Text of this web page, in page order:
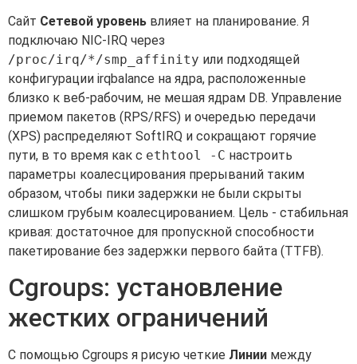
Сайт Сетевой уровень влияет на планирование. Я
подключаю NIC-IRQ через
/proc/irq/*/smp_affinity или подходящей
конфигурации irqbalance на ядра, расположенные
близко к веб-рабочим, не мешая ядрам DB. Управление
приемом пакетов (RPS/RFS) и очередью передачи
(XPS) распределяют SoftIRQ и сокращают горячие
пути, в то время как с ethtool -C настроить
параметры коалесцирования прерываний таким
образом, чтобы пики задержки не были скрыты
слишком грубым коалесцированием. Цель - стабильная
кривая: достаточное для пропускной способности
пакетирование без задержки первого байта (TTFB).
Cgroups: установление
жестких ограничений
С помощью Cgroups я рисую четкие Линии между